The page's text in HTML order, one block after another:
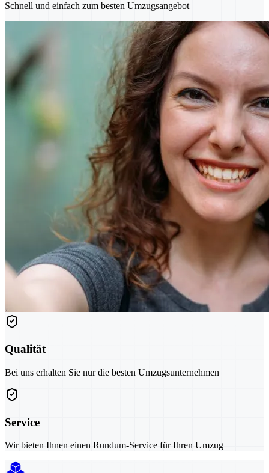
Schnell und einfach zum besten Umzugsangebot
Qualität
Bei uns erhalten Sie nur die besten Umzugsunternehmen
Service
Wir bieten Ihnen einen Rundum-Service für Ihren Umzug